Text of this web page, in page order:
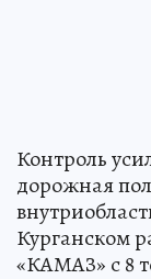
Контроль
дорожная
Курганском
«КАМАЗ» с 8